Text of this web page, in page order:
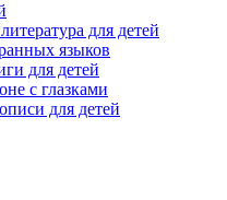
для детей
языков
для детей
с глазками
для детей